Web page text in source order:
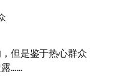
但是鉴于热心群众
……